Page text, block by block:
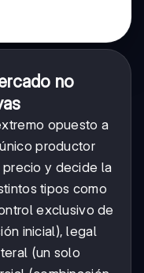
no
opuesto a
productor
y decide la
tipos como
exclusivo de
inicial), legal
(un solo